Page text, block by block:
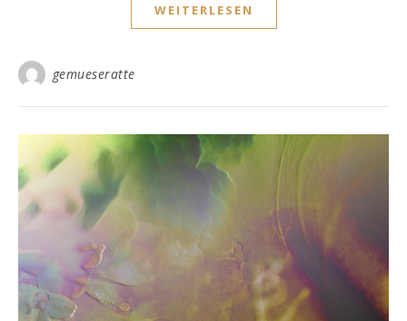
WEITERLESEN
gemueseratte